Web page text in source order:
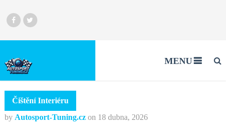
MENU
Čištění Interiéru
by Autosport-Tuning.cz on 18 dubna, 2026